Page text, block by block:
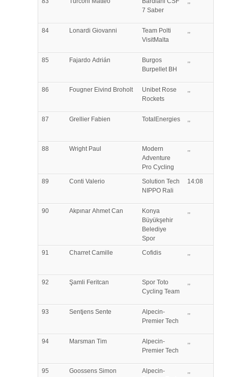
7 Saber
84 Lonardi Giovanni
Team Polti
VisitMalta
,,
85 Fajardo Adrián
Burgos
Burpellet BH
,,
86 Fougner Eivind Broholt
Unibet Rose
Rockets
,,
87 Grellier Fabien TotalEnergies ,,
88 WrightPaul
Modern
Adventure
Pro Cycling
,,
89 Conti Valerio
Solution Tech
NIPPO Rali
14:08
90 Akpınar Ahmet Can
Konya
Büyükşehir
Belediye
Spor
,,
91 CharretCamille Cofidis ,,
92 Şamli Feritcan
Spor Toto
Cycling Team
,,
93 Sentjens Sente
Alpecin-
Premier Tech
,,
94 Marsman Tim
Alpecin-
Premier Tech
,,
95 Goossens Simon
Alpecin-
,,